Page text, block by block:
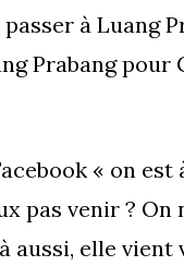
à Luang
Prabang pour
« on est
pas venir ? On
aussi, elle